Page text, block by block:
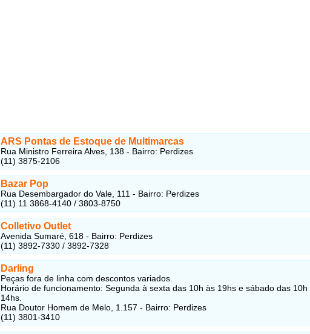
ARS Pontas de Estoque de Multimarcas
Rua Ministro Ferreira Alves, 138 - Bairro: Perdizes
(11) 3875-2106
Bazar Pop
Rua Desembargador do Vale, 111 - Bairro: Perdizes
(11) 11 3868-4140 / 3803-8750
Colletivo Outlet
Avenida Sumaré, 618 - Bairro: Perdizes
(11) 3892-7330 / 3892-7328
Darling
Peças fora de linha com descontos variados.
Horário de funcionamento: Segunda à sexta das 10h às 19hs e sábado das 10h
14hs.
Rua Doutor Homem de Melo, 1.157 - Bairro: Perdizes
(11) 3801-3410